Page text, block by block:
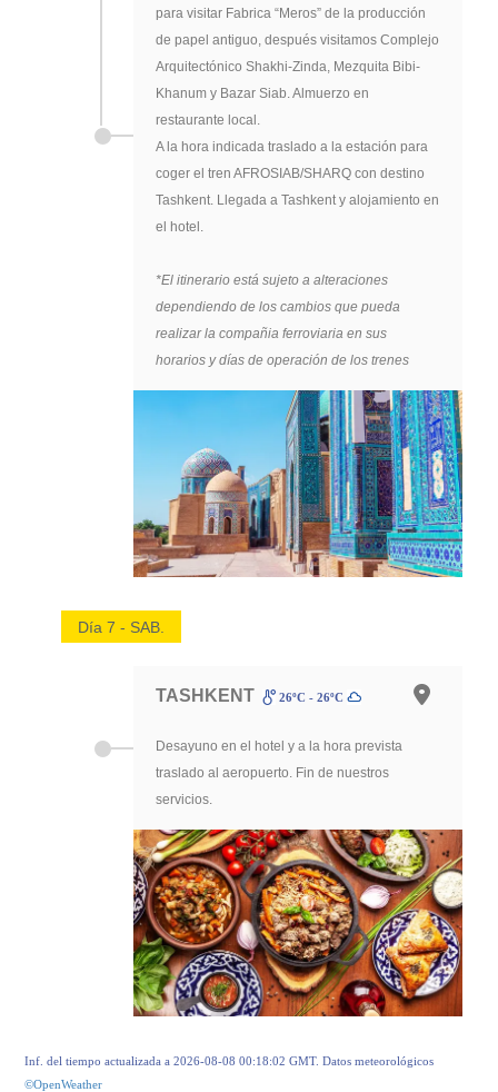
para visitar Fabrica “Meros” de la producción
de papel antiguo, después visitamos Complejo
Arquitectónico Shakhi-Zinda, Mezquita Bibi-
Khanum y Bazar Siab. Almuerzo en
restaurante local.
A la hora indicada traslado a la estación para
coger el tren AFROSIAB/SHARQ con destino
Tashkent. Llegada a Tashkent y alojamiento en
el hotel.
*El itinerario está sujeto a alteraciones
dependiendo de los cambios que pueda
realizar la compañia ferroviaria en sus
horarios y días de operación de los trenes
Día 7 - SAB.
TASHKENT 26ºC - 26ºC
Desayuno en el hotel y a la hora prevista
traslado al aeropuerto. Fin de nuestros
servicios.
Inf. del tiempo actualizada a 2026-08-08 00:18:02 GMT. Datos meteorológicos
©OpenWeather